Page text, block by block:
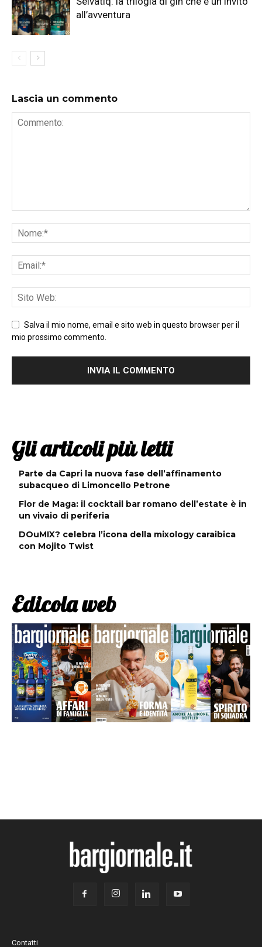
all’avventura
Lascia un commento
Salva il mio nome, email e sito web in questo browser per il
mio prossimo commento.
Gli articoli più letti
Parte da Capri la nuova fase dell’affinamento
subacqueo di Limoncello Petrone
Flor de Maga: il cocktail bar romano dell’estate è in
un vivaio di periferia
DOuMIX? celebra l’icona della mixology caraibica
con Mojito Twist
Edicola web
Contatti